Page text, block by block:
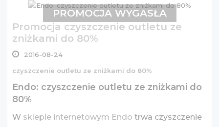
Promocja czyszczenie outletu ze
zniżkami do 80%
2016-08-24
czyszczenie outletu ze zniżkami do 80%
Endo: czyszczenie outletu ze zniżkami do
80%
W sklepie internetowym Endo trwa czyszczenie
PROMOCJA WYGASŁA